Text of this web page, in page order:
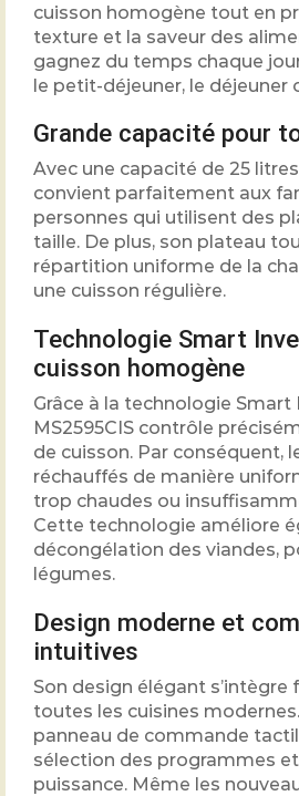
cuisson homogène tout en
texture et la saveur des
gagnez du temps chaque
le petit-déjeuner, le déjeuner
Grande capacité pour
Avec une capacité de 25
convient parfaitement aux
personnes qui utilisent des
taille. De plus, son plateau
répartition uniforme de la
une cuisson régulière.
Technologie Smart
cuisson homogène
Grâce à la technologie Smart
MS2595CIS contrôle
de cuisson. Par conséquent,
réchauffés de manière
trop chaudes ou
Cette technologie améliore
décongélation des viandes,
légumes.
Design moderne et
intuitives
Son design élégant s’intègre
toutes les cuisines
panneau de commande
sélection des programmes
puissance. Même les